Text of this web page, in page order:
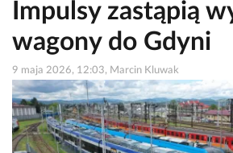
Impulsy zastąpią
wagony do Gdyni
9 maja 2026, 12:03, Marcin Kluwak